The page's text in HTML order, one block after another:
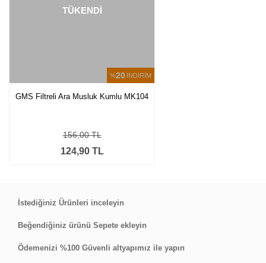
%20 İNDİRİM
TÜKENDİ
GMS Filtreli Ara Musluk Kumlu MK104
124,90 TL
156,00 TL
İstediğiniz Ürünleri inceleyin
Beğendiğiniz ürünü Sepete ekleyin
Ödemenizi %100 Güvenli altyapımız ile yapın